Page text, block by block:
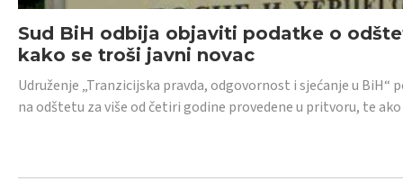
Sud BiH odbija objaviti podatke o
kako se troši javni novac
Udruženje „Tranzicijska pravda, odgovornost i sjećanje u
na odštetu za više od četiri godine provedene u pritvoru, te